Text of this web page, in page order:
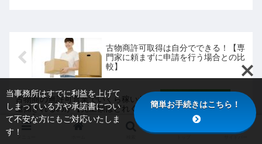
古物商許可取得は自分でできる！【専
門家に頼まずに申請を行う場合との比
較】
古物商の無許可営業でいくら稼いだら
逮捕されるのか【売上額はどれぐら
い？】
当事務所はすでに利益を上げて
しまっている方や承諾書につい
て不安な方にもご対応いたしま
す！
簡単お手続きはこちら！